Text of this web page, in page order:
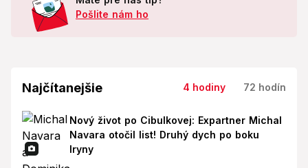
Pošlite nám ho
Najčítanejšie 4 hodiny 72 hodín
Nový život po Cibulkovej: Expartner Michal
Navara otočil list! Druhý dych po boku
Iryny